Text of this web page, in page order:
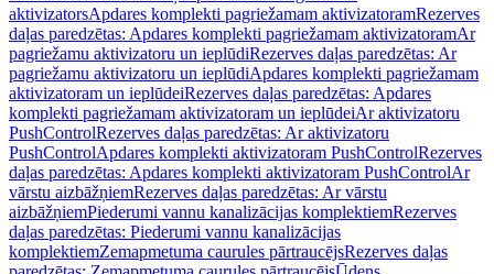
aktivizatorsApdares komplekti pagriežamam aktivizatoramRezerves
daļas paredzētas: Apdares komplekti pagriežamam aktivizatoramAr
pagriežamu aktivizatoru un ieplūdiRezerves daļas paredzētas: Ar
pagriežamu aktivizatoru un ieplūdiApdares komplekti pagriežamam
aktivizatoram un ieplūdeiRezerves daļas paredzētas: Apdares
komplekti pagriežamam aktivizatoram un ieplūdeiAr aktivizatoru
PushControlRezerves daļas paredzētas: Ar aktivizatoru
PushControlApdares komplekti aktivizatoram PushControlRezerves
daļas paredzētas: Apdares komplekti aktivizatoram PushControlAr
vārstu aizbāžņiemRezerves daļas paredzētas: Ar vārstu
aizbāžņiemPiederumi vannu kanalizācijas komplektiemRezerves
daļas paredzētas: Piederumi vannu kanalizācijas
komplektiemZemapmetuma caurules pārtraucējsRezerves daļas